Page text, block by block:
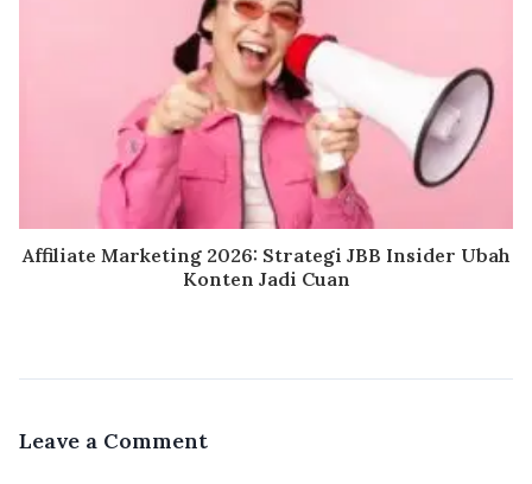
Affiliate Marketing 2026: Strategi JBB Insider Ubah
Konten Jadi Cuan
Leave a Comment